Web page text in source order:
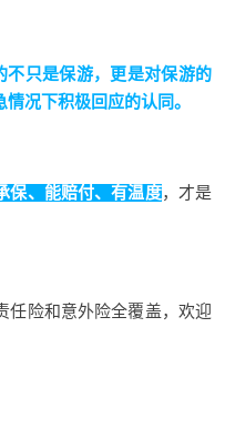
不只是保游，更是对保游的
况下积极回应的认同。
保、能赔付、有温度，才是
任险和意外险全覆盖，欢迎